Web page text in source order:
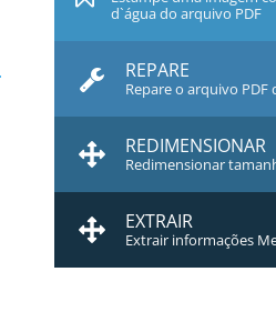
d`água do arquivo PDF
REPARE
Repare o arquivo PDF
REDIMENSIONAR
Redimensionar
EXTRAIR
Extrair informações